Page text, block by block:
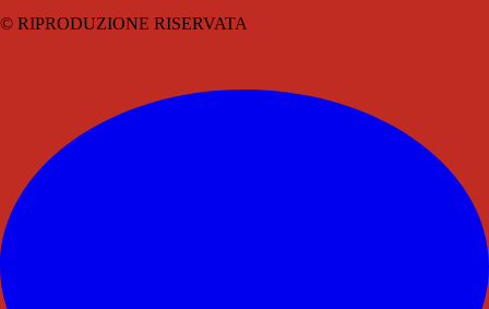
© RIPRODUZIONE RISERVATA